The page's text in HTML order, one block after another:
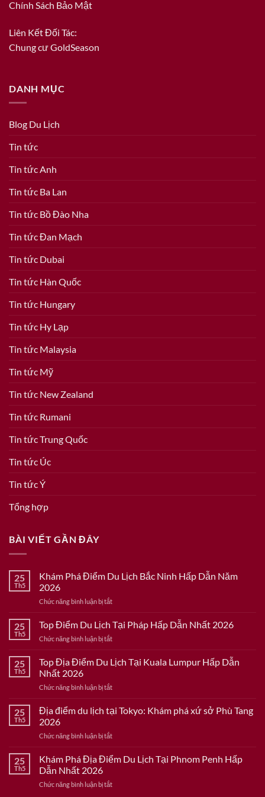
Chính Sách Bảo Mật
Liên Kết Đối Tác:
Chung cư GoldSeason
DANH MỤC
Blog Du Lịch
Tin tức
Tin tức Anh
Tin tức Ba Lan
Tin tức Bồ Đào Nha
Tin tức Đan Mạch
Tin tức Dubai
Tin tức Hàn Quốc
Tin tức Hungary
Tin tức Hy Lạp
Tin tức Malaysia
Tin tức Mỹ
Tin tức New Zealand
Tin tức Rumani
Tin tức Trung Quốc
Tin tức Úc
Tin tức Ý
Tổng hợp
BÀI VIẾT GẦN ĐÂY
25
Th5
Khám Phá Điểm Du Lịch Bắc Ninh Hấp Dẫn Năm
2026
Chức năng bình luận bị tắtở
Phá
Điểm
Du
Bắc
Dẫn
2026
25
Th5
Top Điểm Du Lịch Tại Pháp Hấp Dẫn Nhất 2026
Chức năng bình luận bị tắtở
Điểm
Du
Tại
Hấp
2026
25
Th5
Top Địa Điểm Du Lịch Tại Kuala Lumpur Hấp Dẫn
Nhất 2026
Chức năng bình luận bị tắtở
Địa
Điểm
Lịch
Kuala
Dẫn
25
Th5
Địa điểm du lịch tại Tokyo: Khám phá xứ sở Phù Tang
2026
Chức năng bình luận bị tắtở
điểm
du
tại
25
Th5
Khám Phá Địa Điểm Du Lịch Tại Phnom Penh Hấp
Dẫn Nhất 2026
Chức năng bình luận bị tắtở